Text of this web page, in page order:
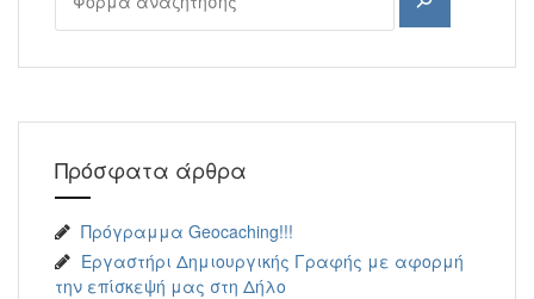
Αναζήτηση
Πρόσφατα άρθρα
Πρόγραμμα Geocaching!!!
Εργαστήρι Δημιουργικής Γραφής με αφορμή
την επίσκεψή μας στη Δήλο